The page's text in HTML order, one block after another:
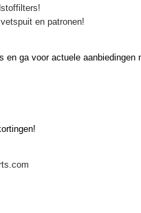
onderdeelnummer: 119305-
Yanmar AF15, AF16, AF17,
Yanmar F190, F210, F230, F250
Yanmar GK160, GK200 (voor
en patronen!
en ga voor actuele aanbiedingen